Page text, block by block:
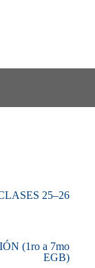
25–26
(1ro a 7mo
EGB)